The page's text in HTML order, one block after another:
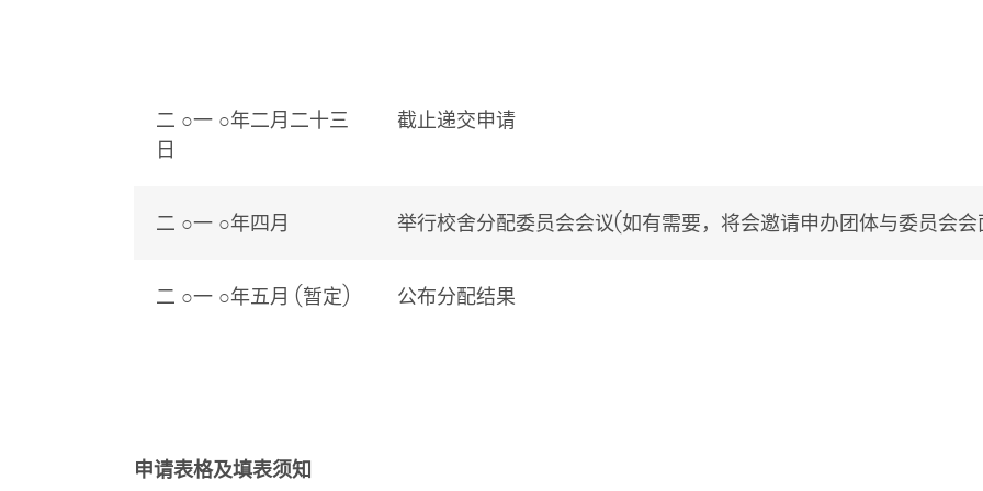
二 ○一 ○年二月二十三
日
截止递交申请
二 ○一 ○年四月 举行校舍分配委员会会议(如有需要，将会邀请申办团体与委员会
二 ○一 ○年五月 (暂定) 公布分配结果
申请表格及填表须知